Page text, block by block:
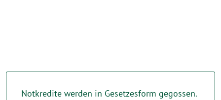
Notkredite werden in Gesetzesform gegossen.